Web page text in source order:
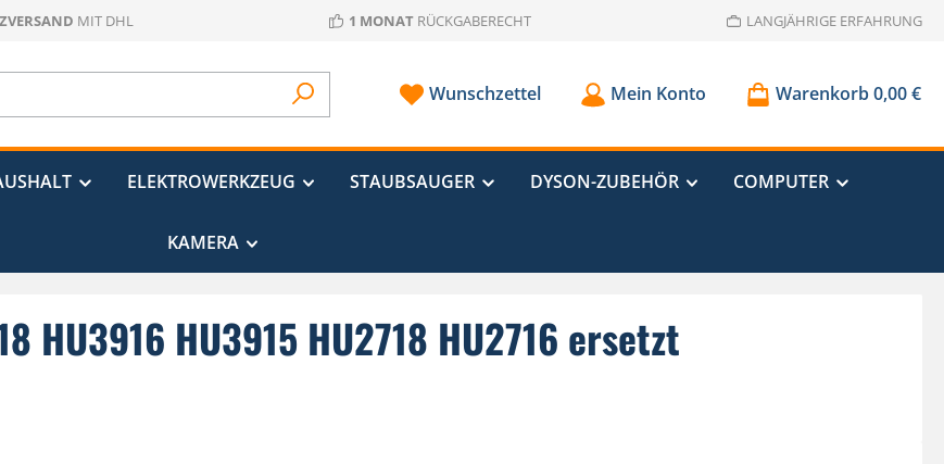
MIT DHL 1 MONAT RÜCKGABERECHT LANGJÄHRIGE ERFAHRUNG
Wunschzettel Mein Konto Warenkorb0,00 €
ELEKTROWERKZEUG STAUBSAUGER DYSON-ZUBEHÖR COMPUTER
KAMERA
HU3915 HU2718 HU2716 ersetzt